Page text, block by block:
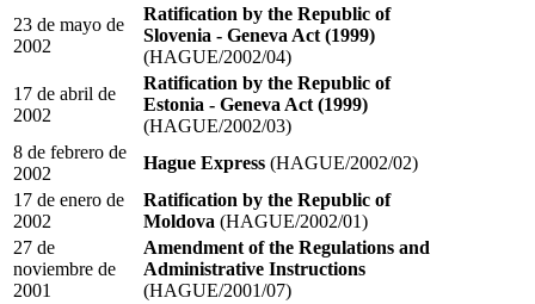
23 de mayo de
2002
Ratification by the Republic of
Slovenia - Geneva Act (1999)
(HAGUE/2002/04)
17 de abril de
2002
Ratification by the Republic of
Estonia - Geneva Act (1999)
(HAGUE/2002/03)
8 de febrero de
2002
Hague Express (HAGUE/2002/02)
17 de enero de
2002
Ratification by the Republic of
Moldova (HAGUE/2002/01)
27 de
noviembre de
2001
Amendment of the Regulations and
Administrative Instructions
(HAGUE/2001/07)